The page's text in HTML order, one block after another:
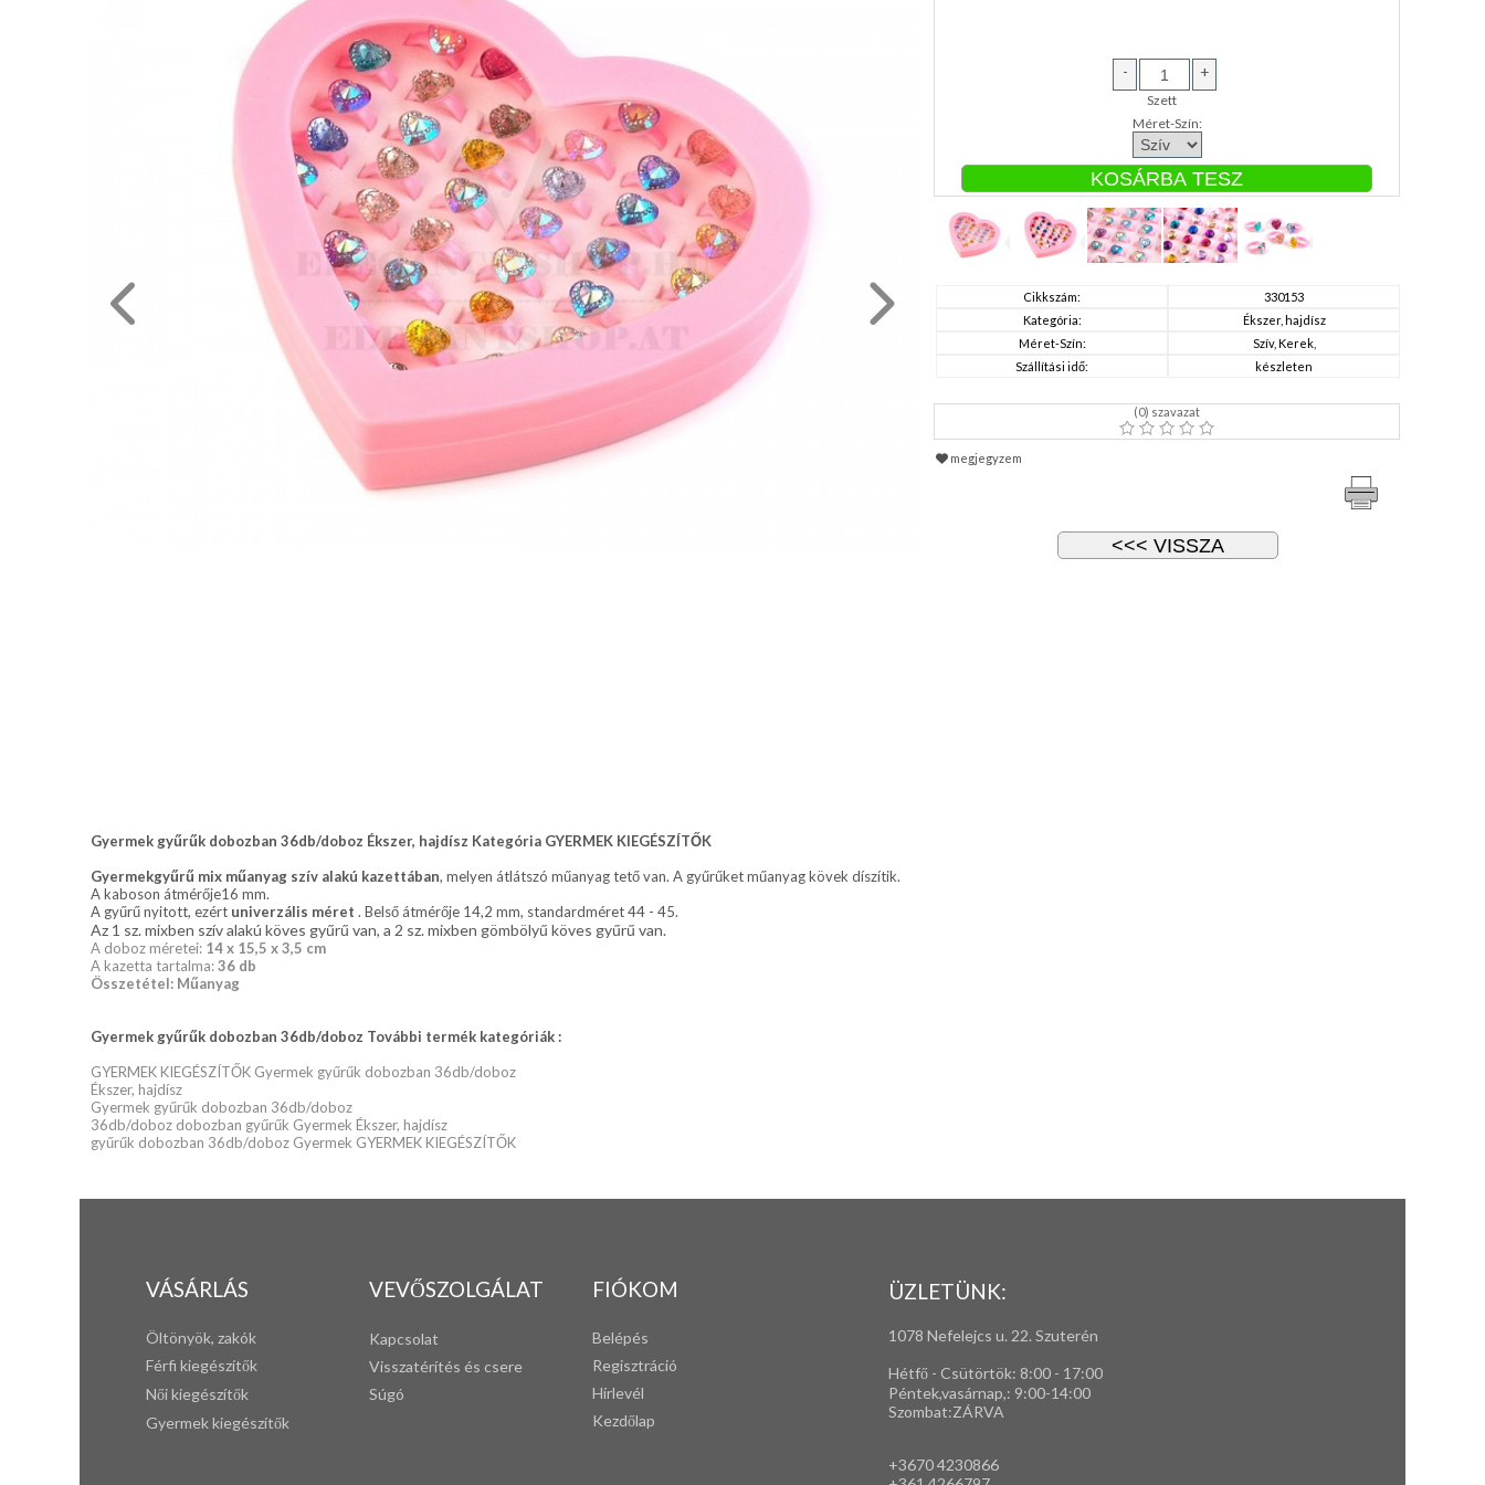
NAGYKERESKEDELEM
MÉRETTÁBLÁZAT
TERMÉKEK
- +
Szett
Méret-Szín:
Cikkszám:
330153
Kategória:
Ékszer, hajdísz
Méret-Szín:
Szív, Kerek,
Szállítási idő:
készleten
(0) szavazat
megjegyzem
Gyermek gyűrűk dobozban 36db/doboz Ékszer, hajdísz Kategória GYERMEK KIEGÉSZÍTŐK
Gyermekgyűrű mix műanyag szív alakú kazettában, melyen átlátszó műanyag tető van. A gyűrűket műanyag kövek díszítik.
A kaboson átmérője16 mm.
A gyűrű nyitott, ezért univerzális méret . Belső átmérője 14,2 mm, standardméret 44 - 45.
Az 1 sz. mixben szív alakú köves gyűrű van, a 2 sz. mixben gömbölyű köves gyűrű van.
A doboz méretei: 14 x 15,5 x 3,5 cm
A kazetta tartalma:36 db
Összetétel: Műanyag
Gyermek gyűrűk dobozban 36db/doboz További termék kategóriák :
GYERMEK KIEGÉSZÍTŐK Gyermek gyűrűk dobozban 36db/doboz
Ékszer, hajdísz
Gyermek gyűrűk dobozban 36db/doboz
36db/doboz dobozban gyűrűk Gyermek Ékszer, hajdísz
gyűrűk dobozban 36db/doboz Gyermek GYERMEK KIEGÉSZÍTŐK
VÁSÁRLÁS
Öltönyök, zakók
Férfi kiegészítők
Női kiegészítők
Gyermek kiegészítők
VEVŐSZOLGÁLAT
Kapcsolat
Visszatérítés és csere
Súgó
FIÓKOM
Belépés
Regisztráció
Hírlevél
Kezdőlap
ÜZLETÜNK:
1078 Nefelejcs u. 22. Szuterén
Hétfő - Csütörtök: 8:00 - 17:00
Péntek,vasárnap,: 9:00-14:00
Szombat:ZÁRVA
+3670 4230866